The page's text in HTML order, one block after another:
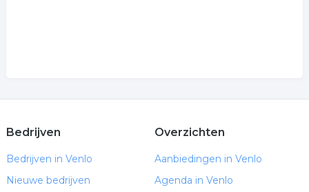
Bedrijven
Bedrijven in Venlo
Nieuwe bedrijven
Overzichten
Aanbiedingen in Venlo
Agenda in Venlo